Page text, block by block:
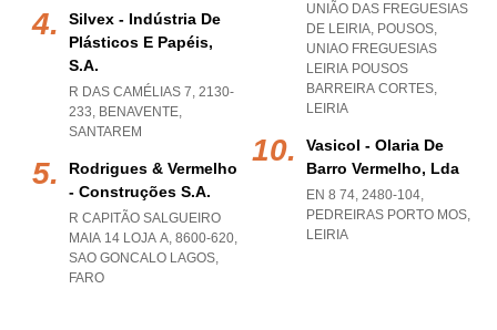
Silvex - Indústria De
Plásticos E Papéis,
S.a.
R DAS CAMÉLIAS 7, 2130-
233, BENAVENTE,
SANTAREM
Rodrigues & Vermelho
- Construções S.a.
R CAPITÃO SALGUEIRO
MAIA 14 LOJA A, 8600-620,
SAO GONCALO LAGOS,
FARO
UNIÃO DAS FREGUESIAS
DE LEIRIA, POUSOS,
UNIAO FREGUESIAS
LEIRIA POUSOS
BARREIRA CORTES,
LEIRIA
Vasicol - Olaria De
Barro Vermelho, Lda
EN 8 74, 2480-104,
PEDREIRAS PORTO MOS,
LEIRIA